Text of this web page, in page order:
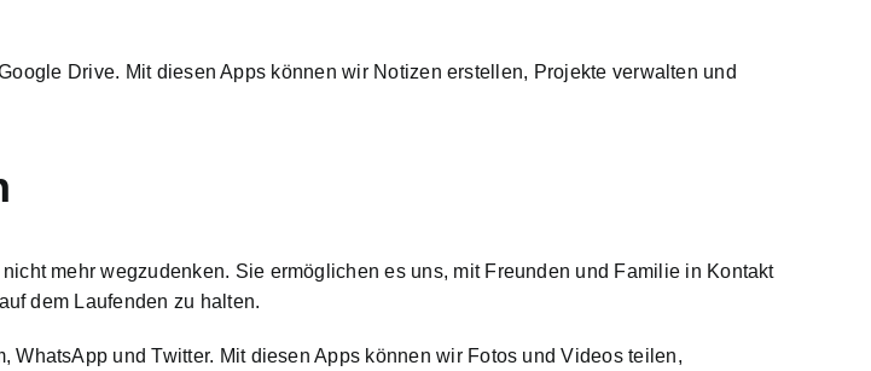
Drive. Mit diesen Apps können wir Notizen erstellen, Projekte verwalten und
mehr wegzudenken. Sie ermöglichen es uns, mit Freunden und Familie in Kontakt
dem Laufenden zu halten.
und Twitter. Mit diesen Apps können wir Fotos und Videos teilen,